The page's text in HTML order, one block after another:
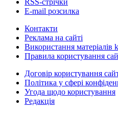
E-mail розсилка
Контакти
Реклама на сайті
Використання матеріалів
Правила користування
Договір користування
Політика у сфері
Угода щодо користування
Редакція